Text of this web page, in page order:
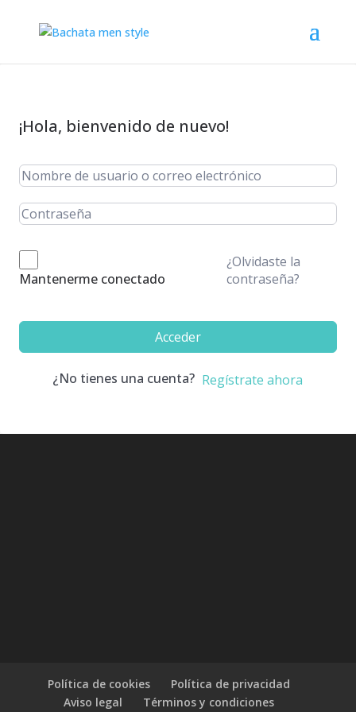
¡Hola, bienvenido de nuevo!
Mantenerme conectado
¿Olvidaste la
contraseña?
Acceder
¿No tienes una cuenta? Regístrate ahora
Política de cookies
Política de privacidad
Aviso legal
Términos y condiciones